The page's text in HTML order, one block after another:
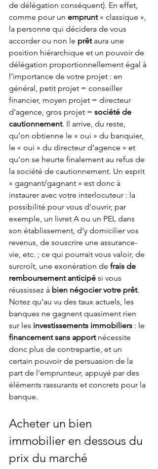
de délégation conséquent). En effet,
comme pour un emprunt « classique »,
la personne qui décidera de vous
accorder ou non le prêt aura une
position hiérarchique et un pouvoir de
délégation proportionnellement égal à
l’importance de votre projet : en
général, petit projet = conseiller
financier, moyen projet = directeur
d’agence, gros projet = société de
cautionnement. Il arrive, du reste,
qu’on obtienne le « oui » du banquier,
le « oui » du directeur d’agence » et
qu’on se heurte finalement au refus de
la société de cautionnement. Un esprit
« gagnant/gagnant » est donc à
instaurer avec votre interlocuteur : la
possibilité pour vous d’ouvrir, par
exemple, un livret A ou un PEL dans
son établissement, d’y domicilier vos
revenus, de souscrire une assurance-
vie, etc. ; ce qui pourrait vous valoir, de
surcroît, une exonération de frais de
remboursement anticipé si vous
réussissez à bien négocier votre prêt.
Notez qu’au vu des taux actuels, les
banques ne gagnent quasiment rien
sur les investissements immobiliers : le
financement sans apport nécessite
donc plus de contrepartie, et un
certain pouvoir de persuasion de la
part de l'emprunteur, appuyé par des
éléments rassurants et concrets pour la
banque.
Acheter un bien
immobilier en dessous du
prix du marché